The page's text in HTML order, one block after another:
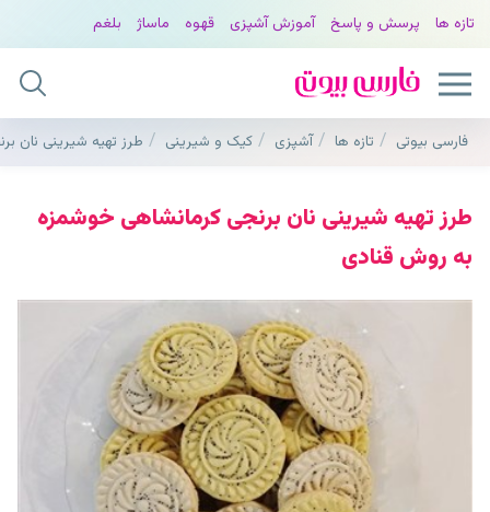
تازه ها پرسش و پاسخ آموزش آشپزی قهوه ماساژ بلغم
فارسی بیوتی تازه ها آشپزی کیک و شیرینی طرز تهیه شیرینی نان
طرز تهیه شیرینی نان برنجی کرمانشاهی خوشمزه
به روش قنادی